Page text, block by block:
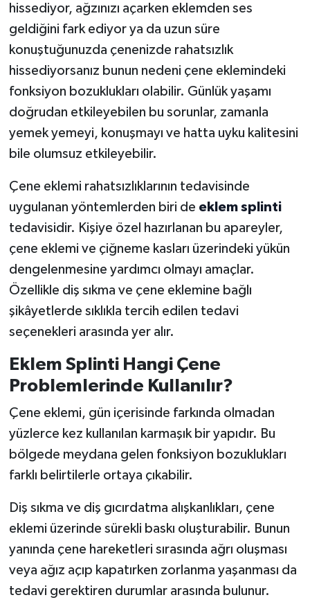
hissediyor, ağzınızı açarken eklemden ses
geldiğini fark ediyor ya da uzun süre
konuştuğunuzda çenenizde rahatsızlık
hissediyorsanız bunun nedeni çene eklemindeki
fonksiyon bozuklukları olabilir. Günlük yaşamı
doğrudan etkileyebilen bu sorunlar, zamanla
yemek yemeyi, konuşmayı ve hatta uyku kalitesini
bile olumsuz etkileyebilir.
Çene eklemi rahatsızlıklarının tedavisinde
uygulanan yöntemlerden biri de eklem splinti
tedavisidir. Kişiye özel hazırlanan bu apareyler,
çene eklemi ve çiğneme kasları üzerindeki yükün
dengelenmesine yardımcı olmayı amaçlar.
Özellikle diş sıkma ve çene eklemine bağlı
şikâyetlerde sıklıkla tercih edilen tedavi
seçenekleri arasında yer alır.
Eklem Splinti Hangi Çene
Problemlerinde Kullanılır?
Çene eklemi, gün içerisinde farkında olmadan
yüzlerce kez kullanılan karmaşık bir yapıdır. Bu
bölgede meydana gelen fonksiyon bozuklukları
farklı belirtilerle ortaya çıkabilir.
Diş sıkma ve diş gıcırdatma alışkanlıkları, çene
eklemi üzerinde sürekli baskı oluşturabilir. Bunun
yanında çene hareketleri sırasında ağrı oluşması
veya ağız açıp kapatırken zorlanma yaşanması da
tedavi gerektiren durumlar arasında bulunur.